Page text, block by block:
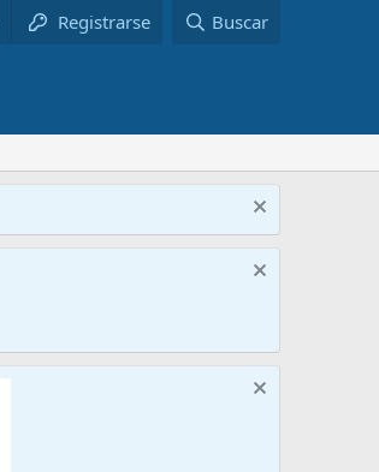
Registrarse
Buscar